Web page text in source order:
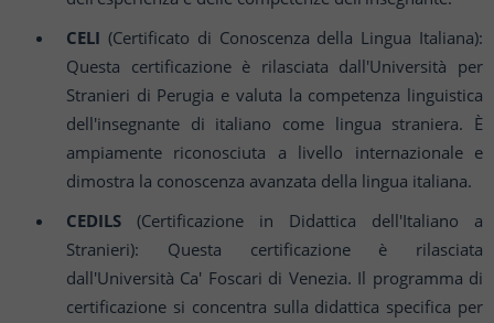
CELI (Certificato di Conoscenza della Lingua Italiana):
Questa certificazione è rilasciata dall'Università per
Stranieri di Perugia e valuta la competenza linguistica
dell'insegnante di italiano come lingua straniera. È
ampiamente riconosciuta a livello internazionale e
dimostra la conoscenza avanzata della lingua italiana.
CEDILS (Certificazione in Didattica dell'Italiano a
Stranieri): Questa certificazione è rilasciata
dall'Università Ca' Foscari di Venezia. Il programma di
certificazione si concentra sulla didattica specifica per